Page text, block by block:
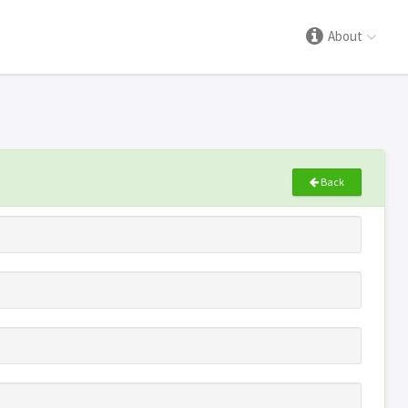
About
Back